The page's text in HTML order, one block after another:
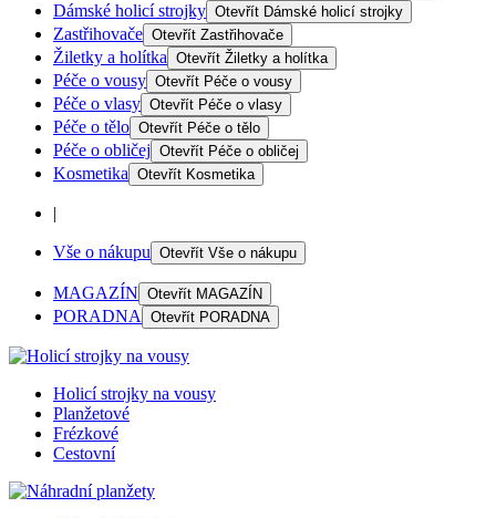
Dámské holicí strojky Otevřít Dámské holicí strojky
Zastřihovače Otevřít Zastřihovače
Žiletky a holítka Otevřít Žiletky a holítka
Péče o vousy Otevřít Péče o vousy
Péče o vlasy Otevřít Péče o vlasy
Péče o tělo Otevřít Péče o tělo
Péče o obličej Otevřít Péče o obličej
Kosmetika Otevřít Kosmetika
|
Vše o nákupu Otevřít Vše o nákupu
MAGAZÍN Otevřít MAGAZÍN
PORADNA Otevřít PORADNA
Holicí strojky na vousy
Planžetové
Frézkové
Cestovní